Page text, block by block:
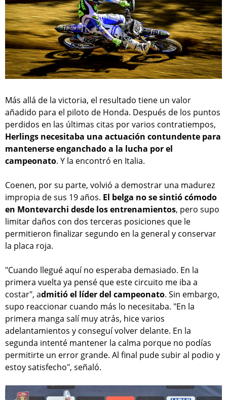
Más allá de la victoria, el resultado tiene un valor
añadido para el piloto de Honda. Después de los puntos
perdidos en las últimas citas por varios contratiempos,
Herlings necesitaba una actuación contundente para
mantenerse enganchado a la lucha por el
campeonato. Y la encontró en Italia.
Coenen, por su parte, volvió a demostrar una madurez
impropia de sus 19 años. El belga no se sintió cómodo
en Montevarchi desde los entrenamientos, pero supo
limitar daños con dos terceras posiciones que le
permitieron finalizar segundo en la general y conservar
la placa roja.
"Cuando llegué aquí no esperaba demasiado. En la
primera vuelta ya pensé que este circuito me iba a
costar", admitió el líder del campeonato. Sin embargo,
supo reaccionar cuando más lo necesitaba. "En la
primera manga salí muy atrás, hice varios
adelantamientos y conseguí volver delante. En la
segunda intenté mantener la calma porque no podías
permitirte un error grande. Al final pude subir al podio y
estoy satisfecho", señaló.